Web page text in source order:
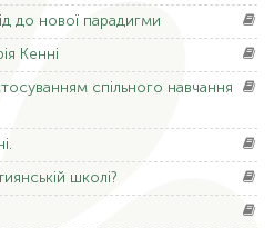
до нової парадигми
Кенні
спільного навчання
школі?